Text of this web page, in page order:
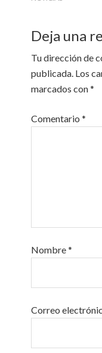
Deja una
Tu dirección de
publicada. Los
marcados con*
Comentario*
Nombre*
Correo